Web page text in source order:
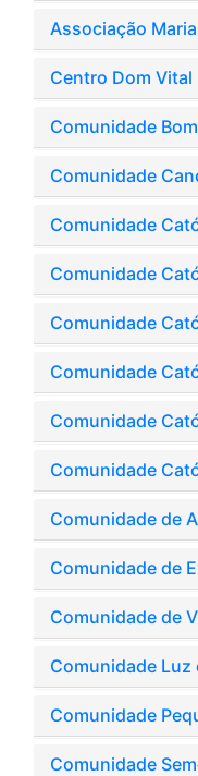
Associação
Centro Dom Vital
Comunidade
Comunidade
Comunidade
Comunidade
Comunidade
Comunidade
Comunidade
Comunidade
Comunidade de
Comunidade de
Comunidade de
Comunidade Luz
Comunidade
Comunidade